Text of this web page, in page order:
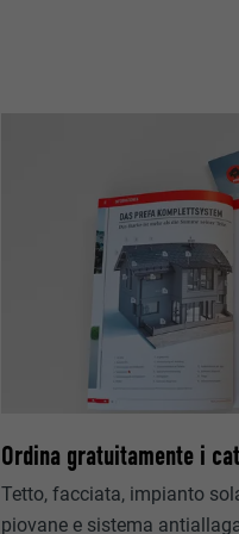
Ordina gratuitamente i
Tetto, facciata, impianto
piovane e sistema
agli